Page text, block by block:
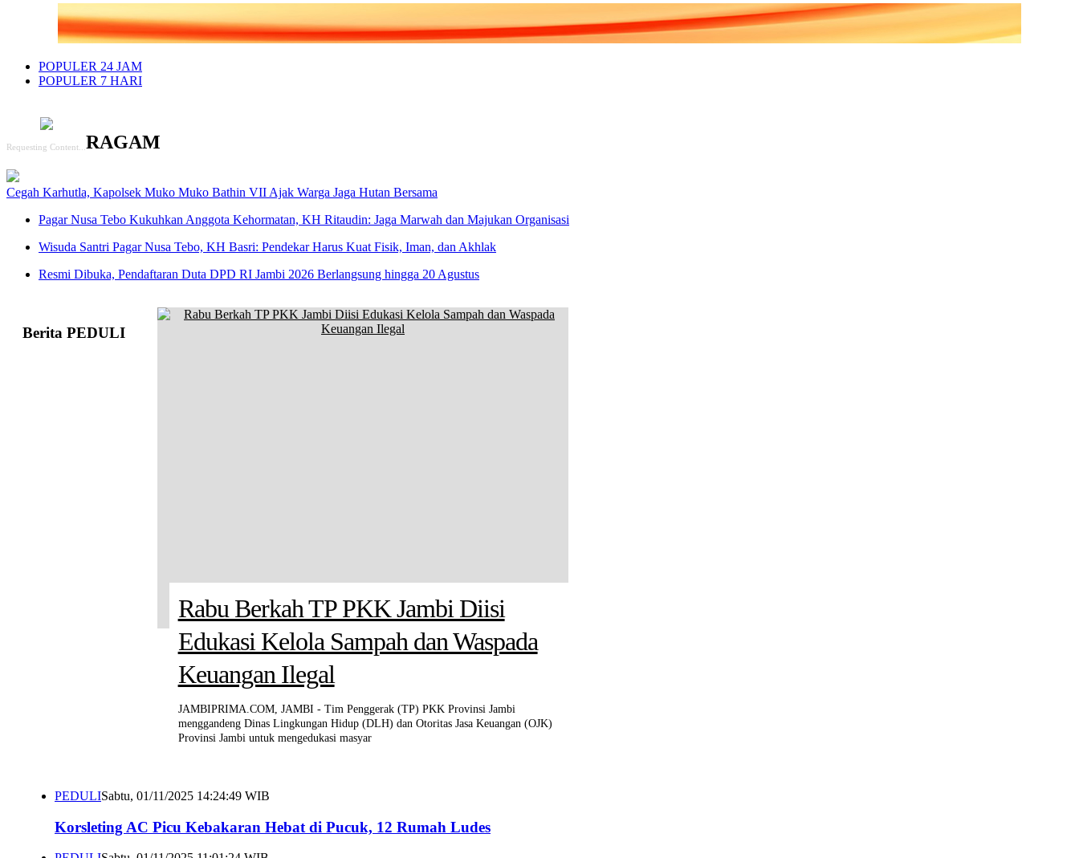
POPULER 24 JAM
POPULER 7 HARI
Requesting Content... RAGAM
Cegah Karhutla, Kapolsek Muko Muko Bathin VII Ajak Warga Jaga Hutan Bersama
Pagar Nusa Tebo Kukuhkan Anggota Kehormatan, KH Ritaudin: Jaga Marwah dan Majukan Organisasi
Wisuda Santri Pagar Nusa Tebo, KH Basri: Pendekar Harus Kuat Fisik, Iman, dan Akhlak
Resmi Dibuka, Pendaftaran Duta DPD RI Jambi 2026 Berlangsung hingga 20 Agustus
Berita PEDULI
Rabu Berkah TP PKK Jambi Diisi
Edukasi Kelola Sampah dan Waspada
Keuangan Ilegal
JAMBIPRIMA.COM, JAMBI - Tim Penggerak (TP) PKK Provinsi Jambi
menggandeng Dinas Lingkungan Hidup (DLH) dan Otoritas Jasa Keuangan (OJK)
Provinsi Jambi untuk mengedukasi masyar
Karhutla Semambu Hanguskan 5,5
Hektare Lahan, Api Berhasil
Dipadamkan
JAMBIPRIMA.COM, TEBO – Kebakaran hutan dan lahan (Karhutla) kembali
terjadi di wilayah Desa Semambu, Kecamatan Sumay, Kabupaten Tebo, Provinsi
Jambi. Peristiwa yang terjadi p
8 Rumah Dinas Mess Polda Jambi
Terbakar, Damkartan Kerahkan 90
Personel Padamkan Api
2
3
PEDULISabtu, 01/11/2025 14:24:49 WIB
Korsleting AC Picu Kebakaran Hebat di Pucuk, 12 Rumah Ludes